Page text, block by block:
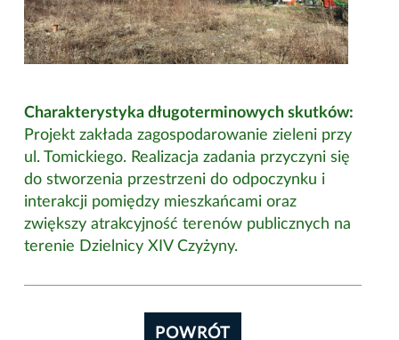
Charakterystyka długoterminowych skutków:
Projekt zakłada zagospodarowanie zieleni przy
ul. Tomickiego. Realizacja zadania przyczyni się
do stworzenia przestrzeni do odpoczynku i
interakcji pomiędzy mieszkańcami oraz
zwiększy atrakcyjność terenów publicznych na
terenie Dzielnicy XIV Czyżyny.
POWRÓT